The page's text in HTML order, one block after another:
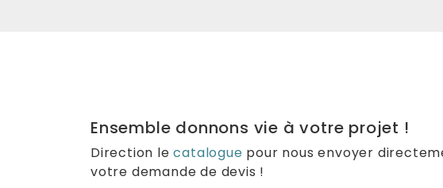
Ensemble donnons vie à votre projet !
Direction lecatalogue pour nous envoyer
votre demande de devis !